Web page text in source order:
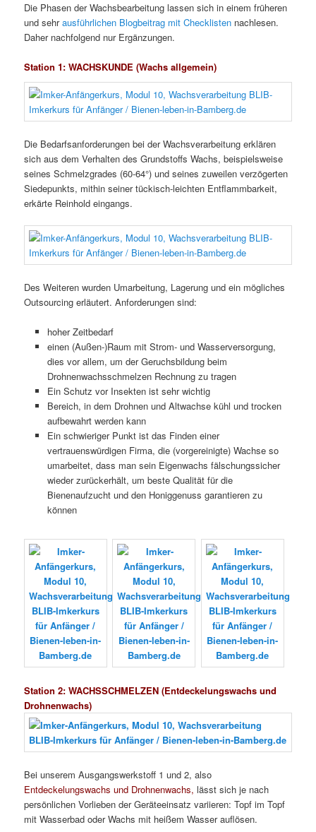
Die Phasen der Wachsbearbeitung lassen sich in einem früheren
und sehrausführlichen Blogbeitrag mit Checklisten nachlesen.
Daher nachfolgend nur Ergänzungen.
Station 1: WACHSKUNDE (Wachs allgemein)
Die Bedarfsanforderungen bei der Wachsverarbeitung erklären
sich aus dem Verhalten des Grundstoffs Wachs, beispielsweise
seines Schmelzgrades (60-64°) und seines zuweilen verzögerten
Siedepunkts, mithin seiner tückisch-leichten Entflammbarkeit,
erkärte Reinhold eingangs.
Des Weiteren wurden Umarbeitung, Lagerung und ein mögliches
Outsourcing erläutert. Anforderungen sind:
hoher Zeitbedarf
einen (Außen-)Raum mit Strom- und Wasserversorgung,
dies vor allem, um der Geruchsbildung beim
Drohnenwachsschmelzen Rechnung zu tragen
Ein Schutz vor Insekten ist sehr wichtig
Bereich, in dem Drohnen und Altwachse kühl und trocken
aufbewahrt werden kann
Ein schwieriger Punkt ist das Finden einer
vertrauenswürdigen Firma, die (vorgereinigte) Wachse so
umarbeitet, dass man sein Eigenwachs fälschungssicher
wieder zurückerhält, um beste Qualität für die
Bienenaufzucht und den Honiggenuss garantieren zu
können
Station 2: WACHSSCHMELZEN (Entdeckelungswachs und
Drohnenwachs)
Bei unserem Ausgangswerkstoff 1 und 2, also
Entdeckelungswachs und Drohnenwachs, lässt sich je nach
persönlichen Vorlieben der Geräteeinsatz variieren: Topf im Topf
mit Wasserbad oder Wachs mit heißem Wasser auflösen.